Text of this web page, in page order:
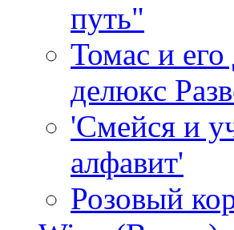
путь"
Томас и
делюкс
'Смейся и
алфавит'
Розовый